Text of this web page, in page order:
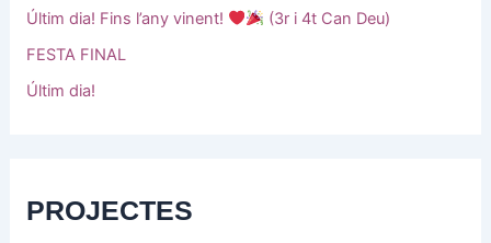
Últim dia! Fins l’any vinent!
(3r i 4t Can Deu)
FESTA FINAL
Últim dia!
PROJECTES